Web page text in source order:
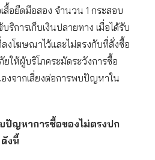
สื้อยืดมือสอง จำนวน 1 กระสอบ
ริการเก็บเงินปลายทาง เมื่อได้รับ
งโฆษณาไว้และไม่ตรงกับที่สั่งซื้อ
ให้ผู้บริโภคระมัดระวังการซื้อ
งจากเสี่ยงต่อการพบปัญหาใน
ปัญหาการซื้อของไม่ตรงปก
ดังนี้